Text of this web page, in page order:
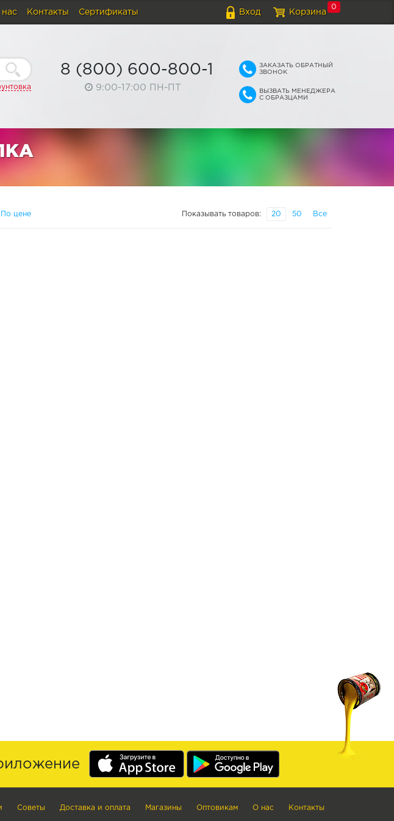
Вход Корзина
0
Контакты Сертификаты
8 (800) 600-800-1
9:00-17:00 ПН-ПТ
ЗАКАЗАТЬ ОБРАТНЫЙ
ЗВОНОК
ВЫЗВАТЬ МЕНЕДЖЕРА
С ОБРАЗЦАМИ
По цене Показывать товаров: 20 50 Все
Советы Доставка и оплата Магазины Оптовикам О нас Контакты